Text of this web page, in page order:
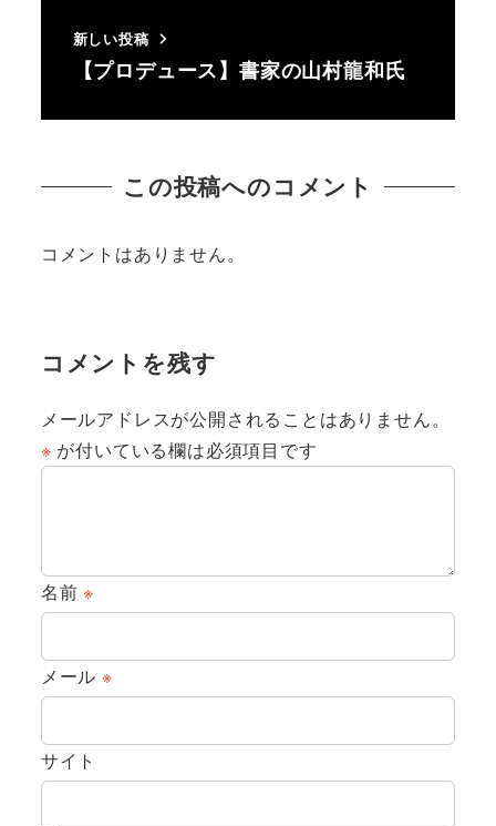
新しい投稿
【プロデュース】書家の山村龍和氏
この投稿へのコメント
コメントはありません。
コメントを残す
メールアドレスが公開されることはありません。
※ が付いている欄は必須項目です
名前※
メール ※
サイト